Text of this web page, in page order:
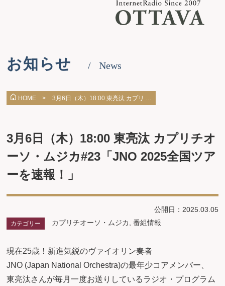
お知らせ News
HOME > 3月6日（木）18:00 東亮汰 カプリ …
3月6日（木）18:00 東亮汰 カプリチオ
ーソ・ムジカ#23「JNO 2025全国ツア
ーを速報！」
公開日：2025.03.05
カテゴリー カプリチオーソ・ムジカ ,番組情報
現在25歳！新進気鋭のヴァイオリン奏者
JNO (Japan National Orchestra)の最年少コアメンバー、
東亮汰さんが毎月一度お送りしているラジオ・プログラム